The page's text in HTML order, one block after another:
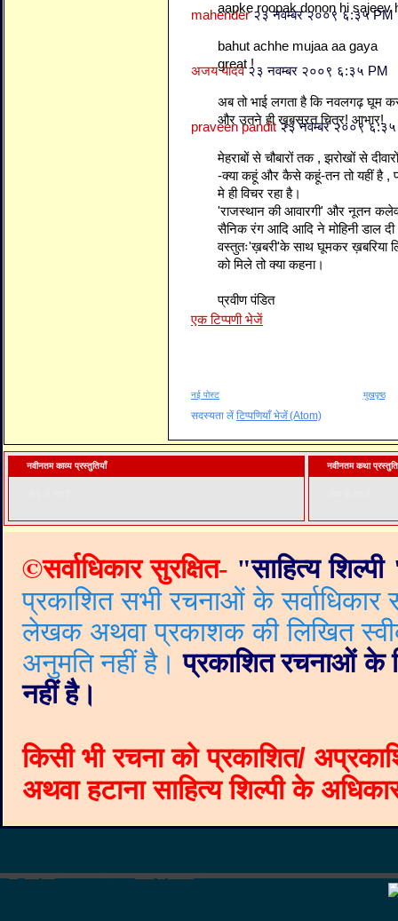
aapke roopak donon hi sajeev
mahender २३ नवम्बर २००९ ६:३५ PM
bahut achhe mujaa aa gaya
great !
अजय यादव २३ नवम्बर २००९ ६:३५ PM
अब तो भाई लगता है कि नवलगढ़ घूम
और उतने ही खूबसूरत चित्र! आभार!
praveen pandit २३ नवम्बर २००९
मेहराबों से चौबारों तक , झरोखों से
-क्या कहूं और कैसे कहूं-तन तो यहीं है ,
मे ही विचर रहा है।
'राजस्थान की आवारगी' और नूतन
सैनिक रंग आदि आदि ने मोहिनी डाल
वस्तुतः'ख़बरी'के साथ घूमकर ख़बरिया
को मिले तो क्या कहना।
प्रवीण पंडित
एक टिप्पणी भेजें
नई पोस्ट मुखपृष्ठ
सदस्यता लें टिप्पणियाँ भेजें (Atom)
नवीनतम काव्य प्रस्तुतियाँ नवीनतम कथा
©सर्वाधिकार सुरक्षित- "साहित्य शिल्पी
प्रकाशित सभी रचनाओं के
लेखक अथवा प्रकाशक की लिखित
अनुमति नहीं है। प्रकाशित रचनाओं के
नहीं है।
किसी भी रचना को प्रकाशित/
अथवा हटाना साहित्य शिल्पी के